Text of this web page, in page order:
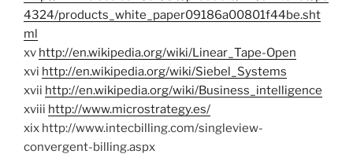
4324/products_white_paper09186a00801f44be.sht
ml
xv http://en.wikipedia.org/wiki/Linear_Tape-Open
xvi http://en.wikipedia.org/wiki/Siebel_Systems
xvii http://en.wikipedia.org/wiki/Business_intelligence
xviii http://www.microstrategy.es/
xix http://www.intecbilling.com/singleview-
convergent-billing.aspx